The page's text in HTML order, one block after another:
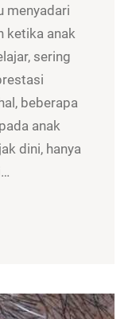
menyadari
ketika anak
sering
beberapa
anak
dini, hanya